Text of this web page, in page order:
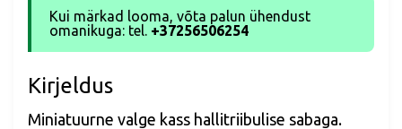
Kui märkad looma, võta palun ühendust
omanikuga: tel. +37256506254
Kirjeldus
Miniatuurne valge kass hallitriibulise sabaga.